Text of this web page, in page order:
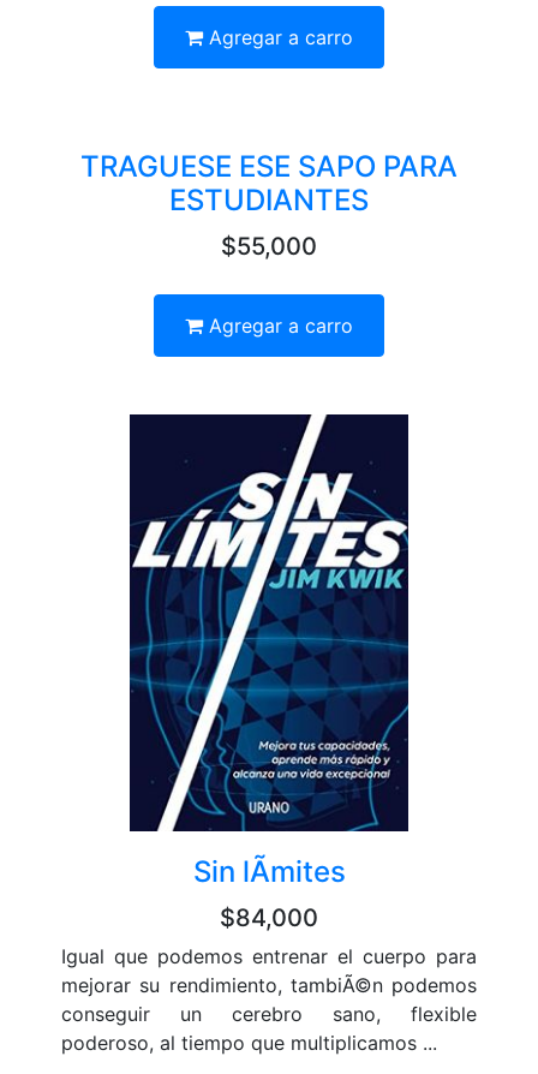
Agregar a carro
TRAGUESE ESE SAPO PARA
ESTUDIANTES
$55,000
Agregar a carro
Sin lÃ­mites
$84,000
Igual que podemos entrenar el cuerpo para
mejorar su rendimiento, tambiÃ©n podemos
conseguir un cerebro sano, flexible
poderoso, al tiempo que multiplicamos ...